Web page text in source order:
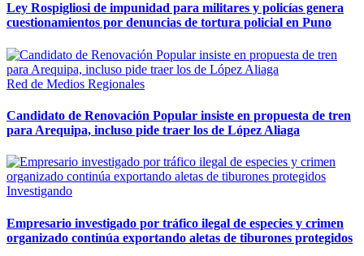
Ley Rospigliosi de impunidad para militares y policías genera
cuestionamientos por denuncias de tortura policial en Puno
Red de Medios Regionales
Candidato de Renovación Popular insiste en propuesta de tren
para Arequipa, incluso pide traer los de López Aliaga
Investigando
Empresario investigado por tráfico ilegal de especies y crimen
organizado continúa exportando aletas de tiburones protegidos